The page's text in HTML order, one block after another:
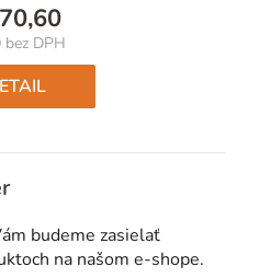
DPH
Jednotková
cena:
budeme zasielať
na našom e-shope.